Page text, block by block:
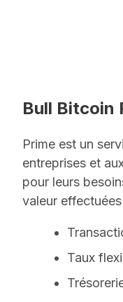
Bull Bitcoin
Prime est un
entreprises et
pour leurs
valeur
Taux